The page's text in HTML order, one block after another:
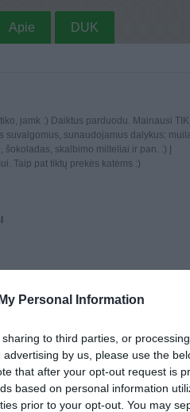
Personal Information
to third parties, or
by us, please use the
that after your opt-out request is
based on personal information
prior to your opt-out. You may
Apie DUK
jamk :) Daiktus parduodu. Mainausi TIK
suvalgomus, sunaudojamus dalykus:
skalbimo milteliai ir pan. :) Į
Taip pat tiktų prekės katėms :)
IP